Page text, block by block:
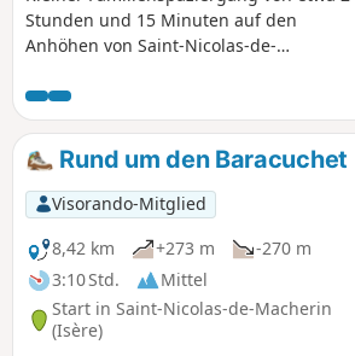
Stunden und 15 Minuten auf den
Anhöhen von Saint-Nicolas-de-
Hainen und ländlichen Weilern. Im
Sommer führt die Route durch schattige
Abschnitte und grüne Landschaften. Im
Winter kann die Wanderung bei
Schneefall interessant sein (je nach
Schneeverhältnissen an Schneeschuhe
denken).
Rund um den Baracuchet
Visorando-Mitglied
8,42 km
+273 m
-270 m
3:10 Std.
Mittel
Start in Saint-Nicolas-de-Macherin
(Isère)